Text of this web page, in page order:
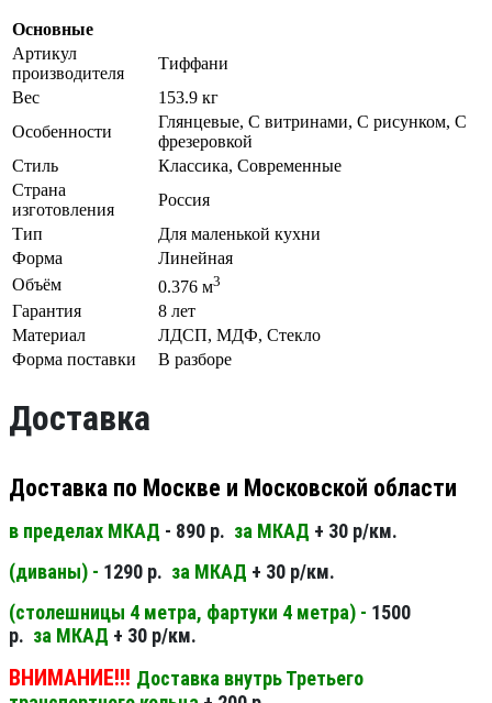
Основные
Артикул
производителя
Тиффани
Вес
153.9 кг
Особенности
Глянцевые, С витринами, С рисунком, С
фрезеровкой
Стиль
Классика, Современные
Страна
изготовления
Россия
Тип
Для маленькой кухни
Форма
Линейная
Объём
0.376 м3
Гарантия
8 лет
Материал
ЛДСП, МДФ, Стекло
Форма поставки
В разборе
Доставка
Доставка по Москве и Московской области
в пределах МКАД - 890 р. за МКАД + 30 р/км.
(диваны) - 1290 р. за МКАД + 30 р/км.
(столешницы 4 метра, фартуки 4 метра) - 1500
р. за МКАД + 30 р/км.
ВНИМАНИЕ!!! Доставка внутрь Третьего